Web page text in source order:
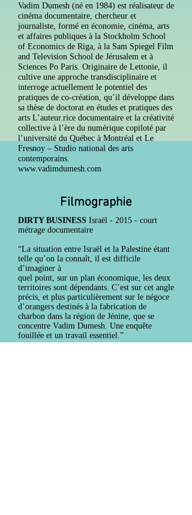
Vadim Dumesh (né en 1984) est réalisateur de
cinéma documentaire, chercheur et
journaliste, formé en économie, cinéma, arts
et affaires publiques à la Stockholm School
of Economics de Riga, à la Sam Spiegel Film
and Television School de Jérusalem et à
Sciences Po Paris. Originaire de Lettonie, il
cultive une approche transdisciplinaire et
interroge actuellement le potentiel des
pratiques de co-création, qu’il développe dans
sa thèse de doctorat en études et pratiques des
arts L’auteur.rice documentaire et la créativité
collective à l’ère du numérique copiloté par
l’université du Québec à Montréal et Le
Fresnoy – Studio national des arts
contemporains.
www.vadimdumesh.com
Filmographie
DIRTY BUSINESS Israël - 2015 - court
métrage documentaire
“La situation entre Israël et la Palestine étant
telle qu’on la connaît, il est difficile
d’imaginer à
quel point, sur un plan économique, les deux
territoires sont dépendants. C’est sur cet angle
précis, et plus particulièrement sur le négoce
d’orangers destinés à la fabrication de
charbon dans la région de Jénine, que se
concentre Vadim Dumesh. Une enquête
fouillée et un travail essentiel.”